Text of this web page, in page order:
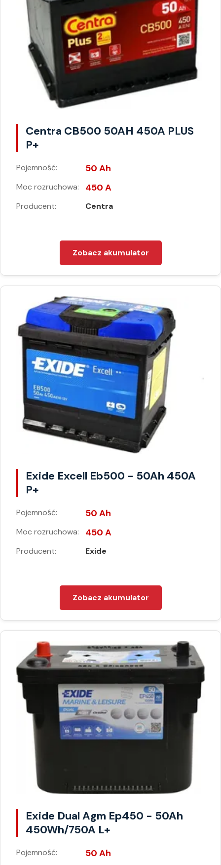
Centra CB500 50AH 450A PLUS
P+
Pojemność: 50 Ah
Moc rozruchowa: 450 A
Producent: Centra
Zobacz akumulator
Exide Excell Eb500 - 50Ah 450A
P+
Pojemność: 50 Ah
Moc rozruchowa: 450 A
Producent: Exide
Zobacz akumulator
Exide Dual Agm Ep450 - 50Ah
450Wh/750A L+
Pojemność: 50 Ah